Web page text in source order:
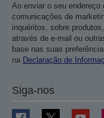
Ao enviar o seu
comunicações de
inquéritos, sobre
através de e-mail ou
base nas suas
na Declaração de
Siga-nos